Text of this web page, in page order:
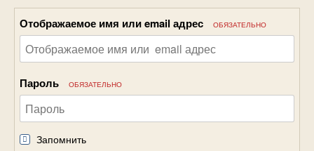
Отображаемое имя или email адрес ОБЯЗАТЕЛЬНО
Пароль ОБЯЗАТЕЛЬНО
Запомнить